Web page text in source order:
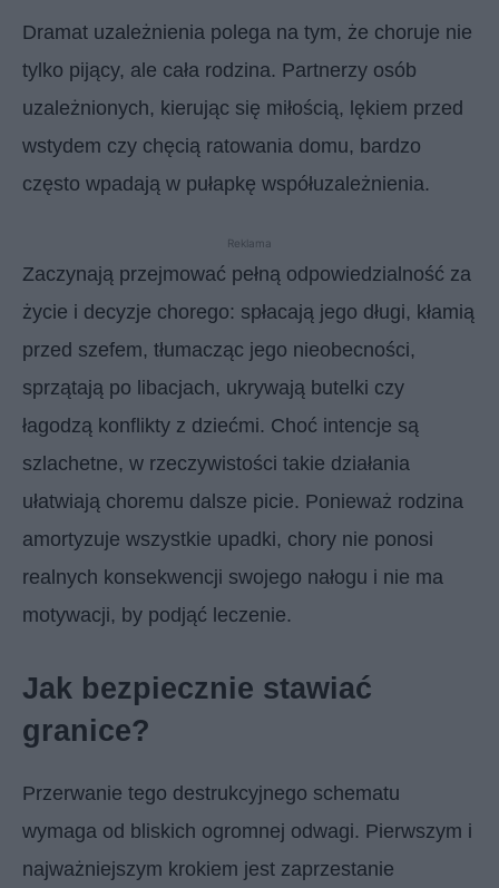
Dramat uzależnienia polega na tym, że choruje nie
tylko pijący, ale cała rodzina. Partnerzy osób
uzależnionych, kierując się miłością, lękiem przed
wstydem czy chęcią ratowania domu, bardzo
często wpadają w pułapkę współuzależnienia.
Reklama
Zaczynają przejmować pełną odpowiedzialność za
życie i decyzje chorego: spłacają jego długi, kłamią
przed szefem, tłumacząc jego nieobecności,
sprzątają po libacjach, ukrywają butelki czy
łagodzą konflikty z dziećmi. Choć intencje są
szlachetne, w rzeczywistości takie działania
ułatwiają choremu dalsze picie. Ponieważ rodzina
amortyzuje wszystkie upadki, chory nie ponosi
realnych konsekwencji swojego nałogu i nie ma
motywacji, by podjąć leczenie.
Jak bezpiecznie stawiać
granice?
Przerwanie tego destrukcyjnego schematu
wymaga od bliskich ogromnej odwagi. Pierwszym i
najważniejszym krokiem jest zaprzestanie